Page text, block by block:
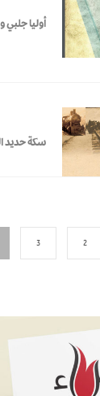
أوليا جلبي
سكة حديد
2
3